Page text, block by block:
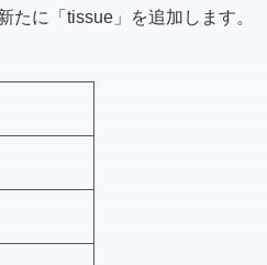
たに「tissue」を追加します。